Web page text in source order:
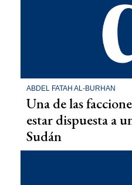
ABDEL FATAH AL-BURHAN
Una de las
estar dispuesta a
Sudán